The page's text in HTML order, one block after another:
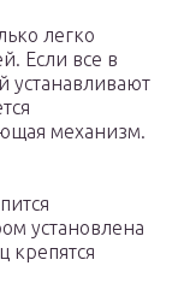
легко
Если все в
устанавливают
механизм.
установлена
крепятся